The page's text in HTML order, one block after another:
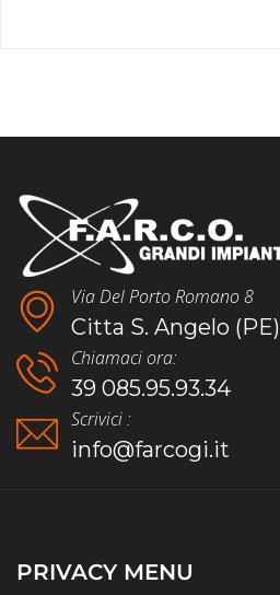
Via Del Porto Romano 8
Citta S. Angelo (PE)
Chiamaci ora:
39 085.95.93.34
Scrivici :
info@farcogi.it
PRIVACY MENU